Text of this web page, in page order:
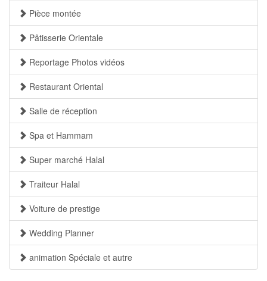
Pièce montée
Pâtisserie Orientale
Reportage Photos vidéos
Restaurant Oriental
Salle de réception
Spa et Hammam
Super marché Halal
Traiteur Halal
Voiture de prestige
Wedding Planner
animation Spéciale et autre